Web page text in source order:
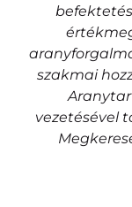
szakmai
vezetésével